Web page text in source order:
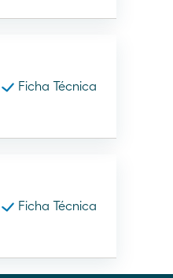
Ficha Técnica
Ficha Técnica